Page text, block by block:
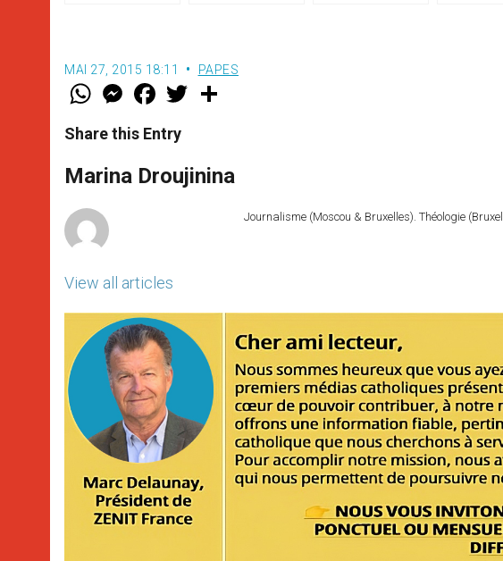
MAI 27, 2015 18:11 PAPES
W
t
s
p
p
M
e
s
e
g
e
F
a
e
b
o
k
w
r
Share this Entry
Marina Droujinina
View all articles
Journalisme (Moscou & Bruxelles). Théologie